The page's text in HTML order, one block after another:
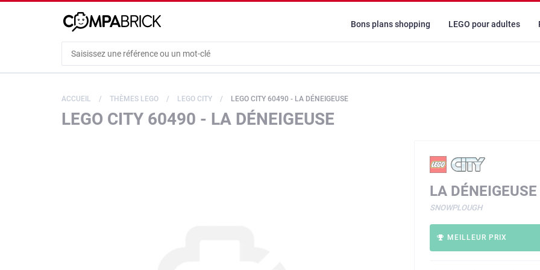
Bons plans shopping LEGO pour adultes
ACCUEIL THÈMES LEGO LEGO CITY LEGO CITY 60490 - LA DÉNEIGEUSE
LEGO CITY 60490 - LA DÉNEIGEUSE
LA DÉNEIGEUSE
SNOWPLOUGH
MEILLEUR PRIX